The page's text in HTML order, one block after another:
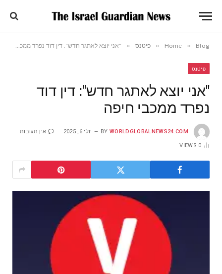
Home » Blog
» פיטנס » "אני יוצא לאתגר חדש": דין דוד נפרד ממכבי חיפה
פיטנס
"אני יוצא לאתגר חדש": דין דוד
נפרד ממכבי חיפה
BY WORLDGLOBALNEWS24.COM יולי 6, 2025 אין תגובות
0
VIEWS